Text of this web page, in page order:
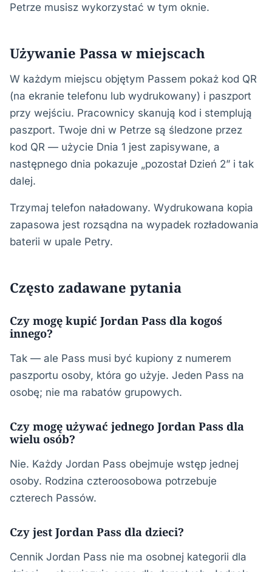
Petrze musisz wykorzystać w tym oknie.
Używanie Passa w miejscach
W każdym miejscu objętym Passem pokaż kod QR
(na ekranie telefonu lub wydrukowany) i paszport
przy wejściu. Pracownicy skanują kod i stemplują
paszport. Twoje dni w Petrze są śledzone przez
kod QR — użycie Dnia 1 jest zapisywane, a
następnego dnia pokazuje „pozostał Dzień 2” i tak
dalej.
Trzymaj telefon naładowany. Wydrukowana kopia
zapasowa jest rozsądna na wypadek rozładowania
baterii w upale Petry.
Często zadawane pytania
Czy mogę kupić Jordan Pass dla kogoś
innego?
Tak — ale Pass musi być kupiony z numerem
paszportu osoby, która go użyje. Jeden Pass na
osobę; nie ma rabatów grupowych.
Czy mogę używać jednego Jordan Pass dla
wielu osób?
Nie. Każdy Jordan Pass obejmuje wstęp jednej
osoby. Rodzina czteroosobowa potrzebuje
czterech Passów.
Czy jest Jordan Pass dla dzieci?
Cennik Jordan Pass nie ma osobnej kategorii dla